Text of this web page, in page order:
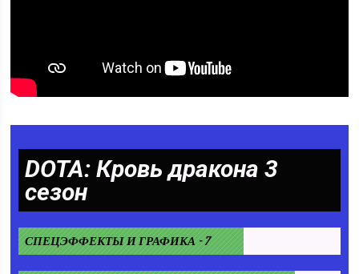
DOTA: Кровь дракона 3
сезон
СПЕЦЭФФЕКТЫ И ГРАФИКА - 7